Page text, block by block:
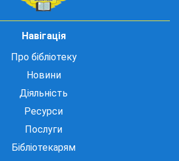
Навігація
Про бібліотеку
Новини
Діяльність
Ресурси
Послуги
Бібліотекарям